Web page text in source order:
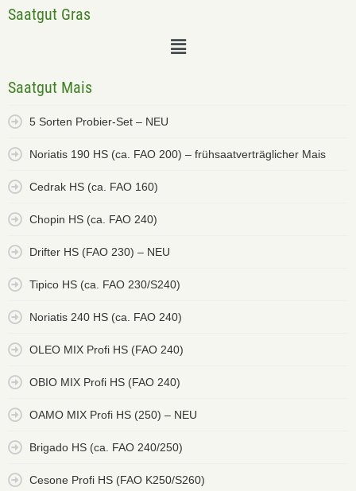
Saatgut Gras
Saatgut Mais
5 Sorten Probier-Set – NEU
Noriatis 190 HS (ca. FAO 200) – frühsaatverträglicher Mais
Cedrak HS (ca. FAO 160)
Chopin HS (ca. FAO 240)
Drifter HS (FAO 230) – NEU
Tipico HS (ca. FAO 230/S240)
Noriatis 240 HS (ca. FAO 240)
OLEO MIX Profi HS (FAO 240)
OBIO MIX Profi HS (FAO 240)
OAMO MIX Profi HS (250) – NEU
Brigado HS (ca. FAO 240/250)
Cesone Profi HS (FAO K250/S260)